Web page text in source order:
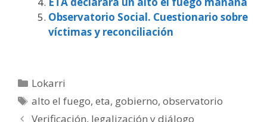
Observatorio Social. Cuestionario sobre
víctimas y reconciliación
Categorías
Lokarri
Etiquetas
alto el fuego,eta, gobierno,observatorio
Verificación, legalización y diálogo